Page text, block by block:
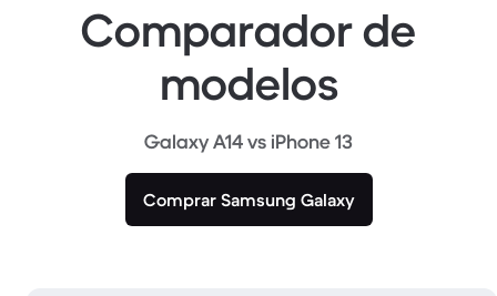
Comparador de
modelos
Galaxy A14 vs iPhone 13
Comprar Samsung Galaxy